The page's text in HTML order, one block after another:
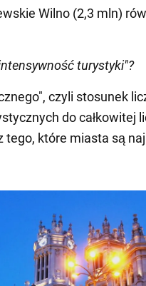
Wilno (2,3 mln)
turystyki"?
czyli stosunek
do całkowitej
tego, które miasta są